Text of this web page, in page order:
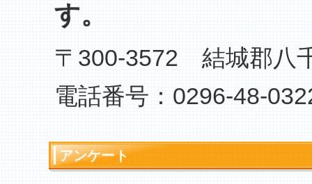
す。
〒300-3572 結城郡八
電話番号：0296-48-
アンケート